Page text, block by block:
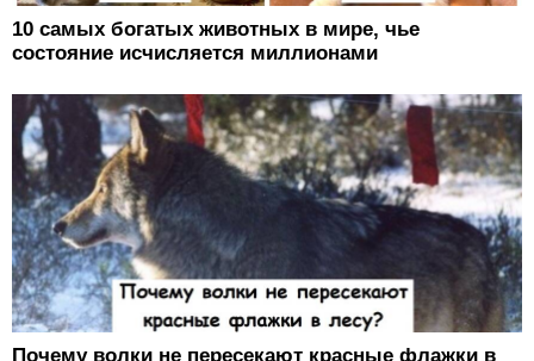
10 самых богатых животных в мире, чье
состояние исчисляется миллионами
Почему волки не пересекают красные флажки в